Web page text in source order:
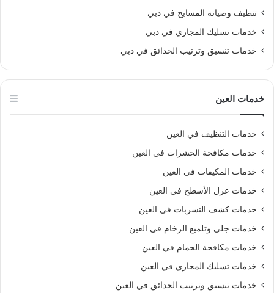
تنظيف وصيانة المسابح في دبي
خدمات تسليك المجاري في دبي
خدمات تنسيق وترتيب الحدائق في دبي
خدمات العين
خدمات التنظيف في العين
خدمات مكافحة الحشرات في العين
خدمات المكيفات في العين
خدمات عزل الأسطح في العين
خدمات كشف التسربات في العين
خدمات جلي وتلميع الرخام في العين
خدمات مكافحة الحمام في العين
خدمات تسليك المجاري في العين
خدمات تنسيق وترتيب الحدائق في العين